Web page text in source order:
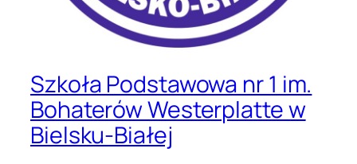
Szkoła Podstawowa nr 1 im.
Bohaterów Westerplatte w
Bielsku-Białej